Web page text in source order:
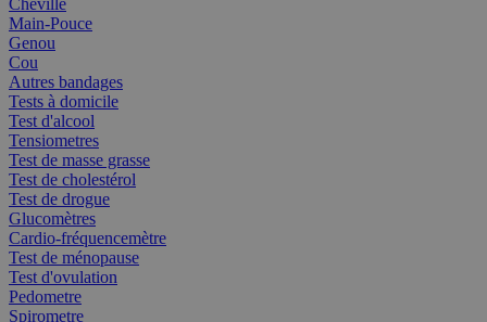
Cheville
Main-Pouce
Genou
Cou
Autres bandages
Tests à domicile
Test d'alcool
Tensiometres
Test de masse grasse
Test de cholestérol
Test de drogue
Glucomètres
Cardio-fréquencemètre
Test de ménopause
Test d'ovulation
Pedometre
Spirometre